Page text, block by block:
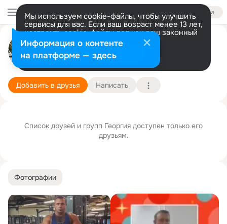
Войти
Мы используем cookie-файлы, чтобы улучшить
сервисы для вас. Если ваш возраст менее 13 лет,
настроить cookie-файлы должен ваш законный
представитель. Больше информации
Разрешить все Настроить
Георгий Михеев
Москва 3 августа Подробнее
Добавить в друзья Написать
Фотографии
Список друзей и групп Георгия доступен только его
друзьям.
Информация о контенте
на платформе — здесь